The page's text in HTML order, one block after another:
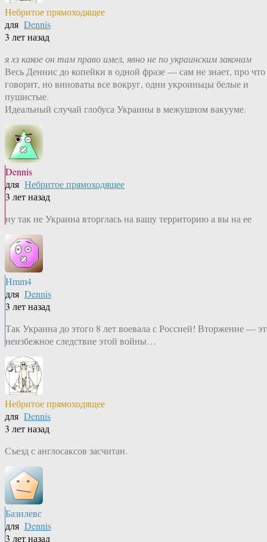
Небритое прямоходящее
для Dennis
3 лет назад
я хз какое он там право имел, явно не по украинским законам
Весь Деннис до копейки в одной фразе — сам не знает, про что
говорит, но виноваты все вокруг, одни укроиньцы белые и
пушистые.
Идеальный случай глобуса Украины в межушном вакууме.
Dennis
для Небритое прямоходящее
3 лет назад
ну так не Украина вторглась на вашу территорию а вы на ее
Hmm4
для Dennis
3 лет назад
Так Украина до этого 8 лет воевала с Россией! Вторжение —
неизбежное следствие этой войны…
Небритое прямоходящее
для Dennis
3 лет назад
Съезд с англосаксов засчитан.
Базилевс
для Dennis
3 лет назад